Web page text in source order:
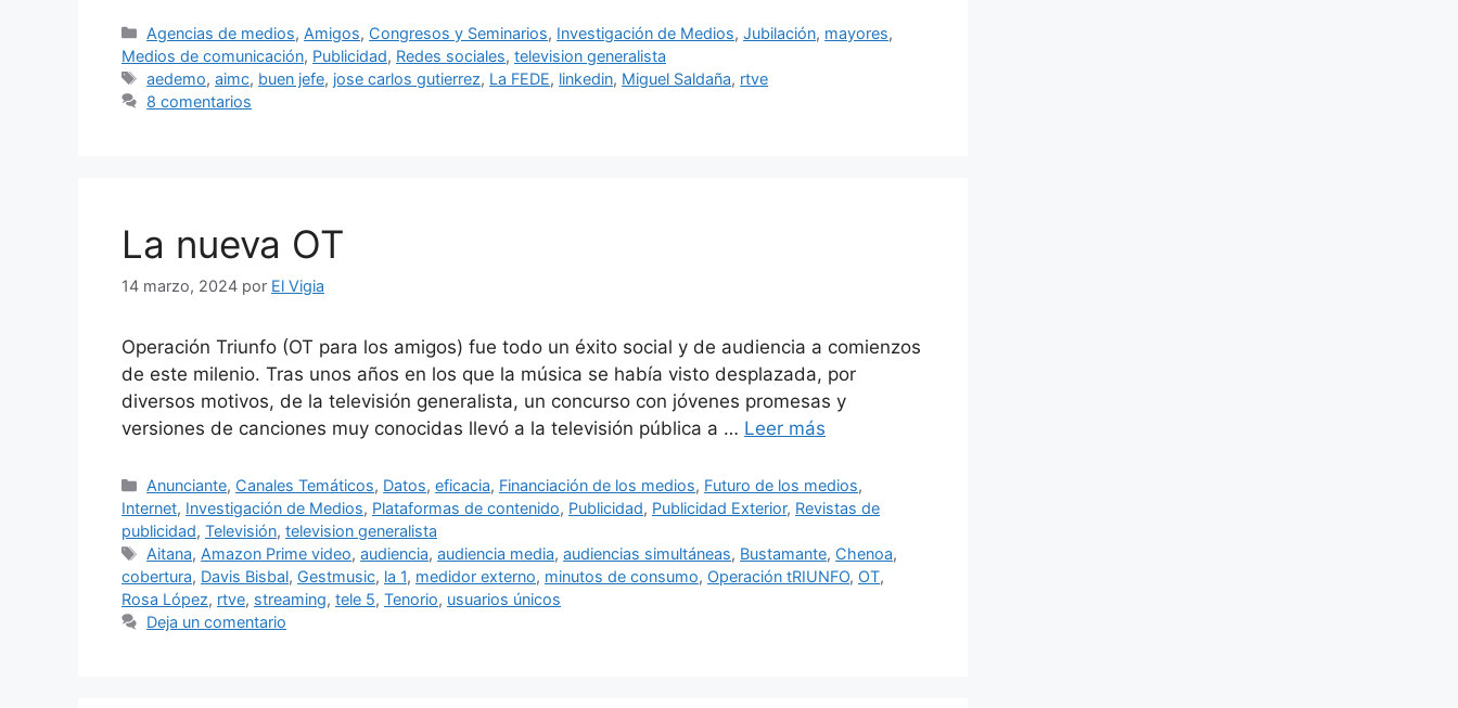
Categorías
Agencias de medios, Amigos, Congresos y Seminarios, Investigación de Medios,Jubilación, mayores,
Medios de comunicación, Publicidad, Redes sociales, television generalista
Etiquetas
aedemo,aimc, buen jefe, jose carlos gutierrez, La FEDE, linkedin, Miguel Saldaña, rtve
8 comentarios
La nueva OT
14 marzo, 2024 por El Vigia
Operación Triunfo (OT para los amigos) fue todo un éxito social y de audiencia a comienzos
de este milenio. Tras unos años en los que la música se había visto desplazada, por
diversos motivos, de la televisión generalista, un concurso con jóvenes promesas y
versiones de canciones muy conocidas llevó a la televisión pública a … Leer más
Categorías
Anunciante, Canales Temáticos, Datos,eficacia, Financiación de los medios, Futuro de los medios,
Internet, Investigación de Medios, Plataformas de contenido, Publicidad, Publicidad Exterior, Revistas de
publicidad, Televisión, television generalista
Etiquetas
Aitana, Amazon Prime video,audiencia,audiencia media,audiencias simultáneas, Bustamante, Chenoa,
cobertura, Davis Bisbal, Gestmusic, la 1, medidor externo, minutos de consumo, Operación tRIUNFO, OT,
Rosa López, rtve, streaming, tele 5, Tenorio, usuarios únicos
Deja un comentario